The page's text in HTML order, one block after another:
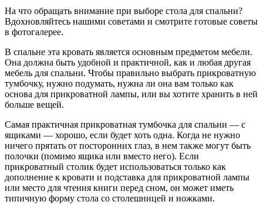
На что обращать внимание при выборе стола для спальни?
Вдохновляйтесь нашими советами и смотрите готовые советы
в фотогалерее.
В спальне эта кровать является основным предметом мебели.
Она должна быть удобной и практичной, как и любая другая
мебель для спальни. Чтобы правильно выбрать прикроватную
тумбочку, нужно подумать, нужна ли она вам только как
основа для прикроватной лампы, или вы хотите хранить в ней
больше вещей.
Самая практичная прикроватная тумбочка для спальни — с
ящиками — хорошо, если будет хоть одна. Когда не нужно
ничего прятать от посторонних глаз, в нем также могут быть
полочки (помимо ящика или вместо него). Если
прикроватный столик будет использоваться только как
дополнение к кровати и подставка для прикроватной лампы
или место для чтения книги перед сном, он может иметь
типичную форму стола со столешницей и ножками.